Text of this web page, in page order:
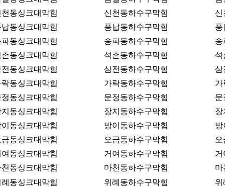
동싱크대막힘
신천동하수구막힘
신
동싱크대막힘
풍납동하수구막힘
풍
동싱크대막힘
송파동하수구막힘
송
동싱크대막힘
석촌동하수구막힘
석
동싱크대막힘
삼전동하수구막힘
삼
동싱크대막힘
가락동하수구막힘
가
동싱크대막힘
문정동하수구막힘
문
동싱크대막힘
장지동하수구막힘
장
동싱크대막힘
방이동하수구막힘
방
동싱크대막힘
오금동하수구막힘
동싱크대막힘
거여동하수구막힘
거
동싱크대막힘
마천동하수구막힘
마
동싱크대막힘
위례동하수구막힘 위